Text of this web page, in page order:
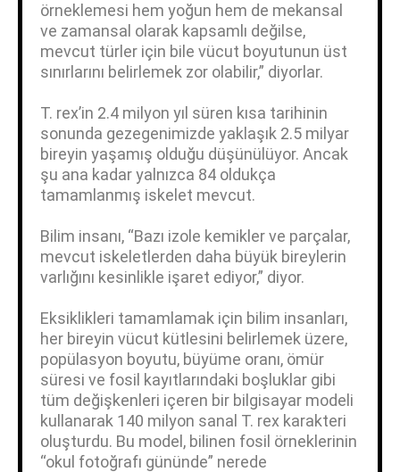
örneklemesi hem yoğun hem de mekansal
ve zamansal olarak kapsamlı değilse,
mevcut türler için bile vücut boyutunun üst
sınırlarını belirlemek zor olabilir,” diyorlar.
T. rex’in 2.4 milyon yıl süren kısa tarihinin
sonunda gezegenimizde yaklaşık 2.5 milyar
bireyin yaşamış olduğu düşünülüyor. Ancak
şu ana kadar yalnızca 84 oldukça
tamamlanmış iskelet mevcut.
Bilim insanı, “Bazı izole kemikler ve parçalar,
mevcut iskeletlerden daha büyük bireylerin
varlığını kesinlikle işaret ediyor,” diyor.
Eksiklikleri tamamlamak için bilim insanları,
her bireyin vücut kütlesini belirlemek üzere,
popülasyon boyutu, büyüme oranı, ömür
süresi ve fosil kayıtlarındaki boşluklar gibi
tüm değişkenleri içeren bir bilgisayar modeli
kullanarak 140 milyon sanal T. rex karakteri
oluşturdu. Bu model, bilinen fosil örneklerinin
“okul fotoğrafı gününde” nerede